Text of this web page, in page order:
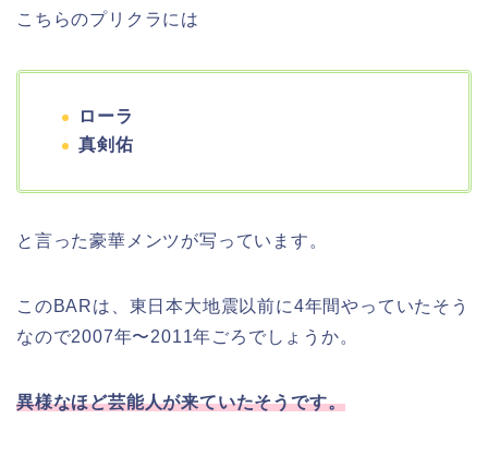
こちらのプリクラには
ローラ
真剣佑
と言った豪華メンツが写っています。
このBARは、東日本大地震以前に4年間やっていたそう
なので2007年〜2011年ごろでしょうか。
異様なほど芸能人が来ていたそうです。